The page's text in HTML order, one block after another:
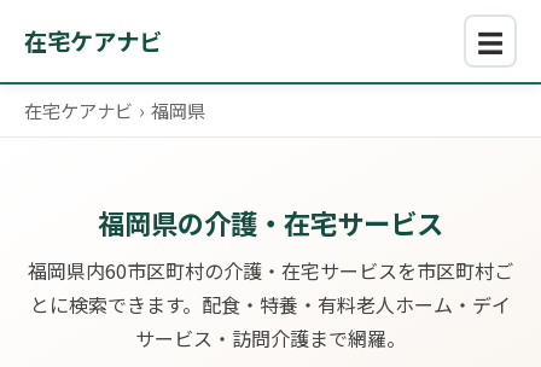
在宅ケアナビ ☰
在宅ケアナビ › 福岡県
福岡県の介護・在宅サービス
福岡県内60市区町村の介護・在宅サービスを市区町村ご
とに検索できます。配食・特養・有料老人ホーム・デイ
サービス・訪問介護まで網羅。